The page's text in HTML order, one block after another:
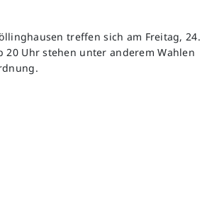
treffen sich am Freitag, 24.
20 Uhr stehen unter anderem Wahlen